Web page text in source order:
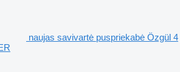
naujas savivartė puspriekabė Özgül 4